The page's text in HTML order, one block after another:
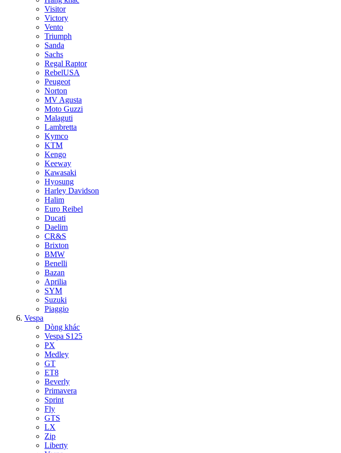
Visitor
Victory
Vento
Triumph
Sanda
Sachs
Regal Raptor
RebelUSA
Peugeot
Norton
MV Agusta
Moto Guzzi
Malaguti
Lambretta
Kymco
KTM
Kengo
Keeway
Kawasaki
Hyosung
Harley Davidson
Halim
Euro Reibel
Ducati
Daelim
CR&S
Brixton
BMW
Benelli
Bazan
Aprilia
SYM
Suzuki
Piaggio
Vespa
Dòng khác
Vespa S125
PX
Medley
GT
ET8
Beverly
Primavera
Sprint
Fly
GTS
LX
Zip
Liberty